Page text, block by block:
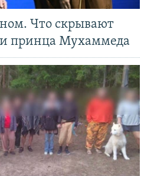
Что скрывают
принца Мухаммеда